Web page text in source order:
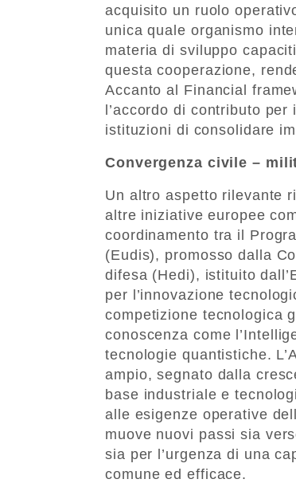
acquisito un ruolo
unica quale organismo
materia di sviluppo
questa cooperazione,
Accanto al Financial
l’accordo di contributo
istituzioni di consolidare
Convergenza civile –
Un altro aspetto rilevante
altre iniziative europee
coordinamento tra il
(Eudis), promosso dalla
difesa (Hedi), istituito
per l’innovazione
competizione tecnologica
conoscenza come
tecnologie quantistiche.
ampio, segnato dalla
base industriale e
alle esigenze operative
muove nuovi passi sia
sia per l’urgenza di una
comune ed efficace.